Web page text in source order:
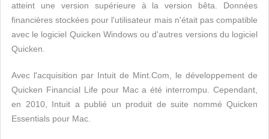
atteint une version supérieure à la version bêta. Données
financières stockées pour l'utilisateur mais n'était pas compatible
avec le logiciel Quicken Windows ou d'autres versions du logiciel
Quicken.
Avec l'acquisition par Intuit de Mint.Com, le développement de
Quicken Financial Life pour Mac a été interrompu. Cependant,
en 2010, Intuit a publié un produit de suite nommé Quicken
Essentials pour Mac.